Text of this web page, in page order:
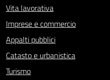
Vita lavorativa
Imprese e commercio
Appalti pubblici
Catasto e urbanistica
Turismo